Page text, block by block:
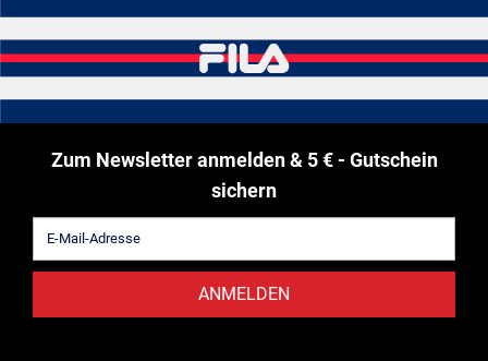
Zum Newsletter anmelden & 5 € - Gutschein
sichern
ANMELDEN